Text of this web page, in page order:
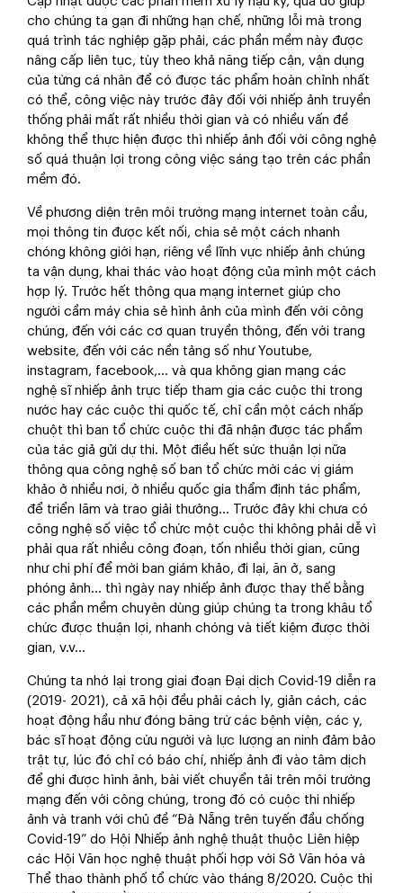
cho chúng ta gạn đi những hạn chế, những lỗi mà trong
quá trình tác nghiệp gặp phải, các phần mềm này được
nâng cấp liên tục, tùy theo khả năng tiếp cận, vận dụng
của từng cá nhân để có được tác phẩm hoàn chỉnh nhất
có thể, công việc này trước đây đối với nhiếp ảnh truyền
thống phải mất rất nhiều thời gian và có nhiều vấn đề
không thể thực hiện được thì nhiếp ảnh đối với công nghệ
số quá thuận lợi trong công việc sáng tạo trên các phần
mềm đó.
Về phương diện trên môi trường mạng internet toàn cầu,
mọi thông tin được kết nối, chia sẻ một cách nhanh
chóng không giới hạn, riêng về lĩnh vực nhiếp ảnh chúng
ta vận dụng, khai thác vào hoạt động của mình một cách
hợp lý. Trước hết thông qua mạng internet giúp cho
người cầm máy chia sẻ hình ảnh của mình đến với công
chúng, đến với các cơ quan truyền thông, đến với trang
website, đến với các nền tảng số như Youtube,
instagram, facebook,… và qua không gian mạng các
nghệ sĩ nhiếp ảnh trực tiếp tham gia các cuộc thi trong
nước hay các cuộc thi quốc tế, chỉ cần một cách nhấp
chuột thì ban tổ chức cuộc thi đã nhận được tác phẩm
của tác giả gửi dự thi. Một điều hết sức thuận lợi nữa
thông qua công nghệ số ban tổ chức mời các vị giám
khảo ở nhiều nơi, ở nhiều quốc gia thẩm định tác phẩm,
để triển lãm và trao giải thưởng… Trước đây khi chưa có
công nghệ số việc tổ chức một cuộc thi không phải dễ vì
phải qua rất nhiều công đoạn, tốn nhiều thời gian, cũng
như chi phí để mời ban giám khảo, đi lại, ăn ở, sang
phóng ảnh… thì ngày nay nhiếp ảnh được thay thế bằng
các phần mềm chuyên dùng giúp chúng ta trong khâu tổ
chức được thuận lợi, nhanh chóng và tiết kiệm được thời
gian, v.v...
Chúng ta nhớ lại trong giai đoạn Đại dịch Covid-19 diễn ra
(2019- 2021), cả xã hội đều phải cách ly, giản cách, các
hoạt động hầu như đóng băng trừ các bệnh viện, các y,
bác sĩ hoạt động cứu người và lực lượng an ninh đảm bảo
trật tự, lúc đó chỉ có báo chí, nhiếp ảnh đi vào tâm dịch
để ghi được hình ảnh, bài viết chuyển tải trên môi trường
mạng đến với công chúng, trong đó có cuộc thi nhiếp
ảnh và tranh với chủ đề “Đà Nẵng trên tuyến đầu chống
Covid-19” do Hội Nhiếp ảnh nghệ thuật thuộc Liên hiệp
các Hội Văn học nghệ thuật phối hợp với Sở Văn hóa và
Thể thao thành phố tổ chức vào tháng 8/2020. Cuộc thi